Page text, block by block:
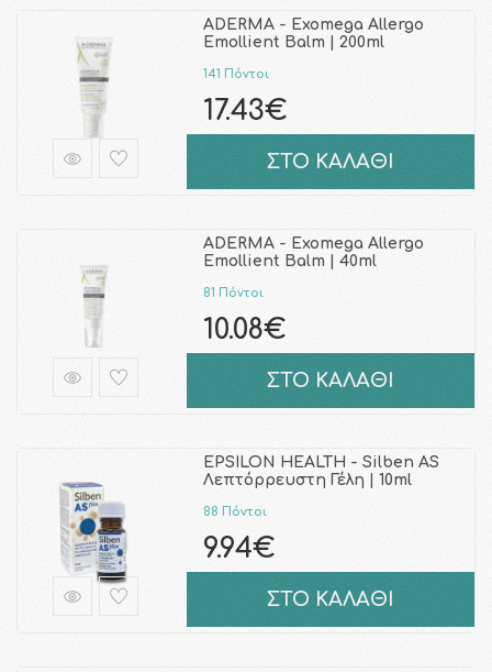
ADERMA - Exomega Allergo
Emollient Balm | 200ml
141 Πόντοι
17.43€
ΣΤΟ ΚΑΛΑΘΙ
ADERMA - Exomega Allergo
Emollient Balm | 40ml
81 Πόντοι
10.08€
ΣΤΟ ΚΑΛΑΘΙ
EPSILON HEALTH - Silben AS
Λεπτόρρευστη Γέλη | 10ml
88 Πόντοι
9.94€
ΣΤΟ ΚΑΛΑΘΙ